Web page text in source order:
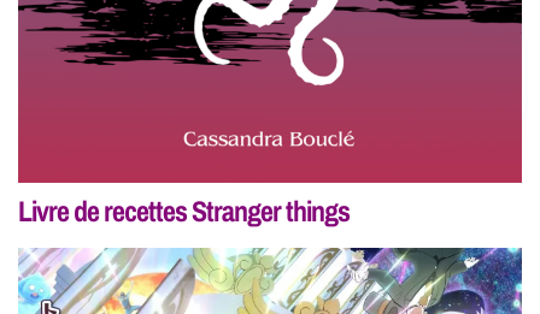
Livre de recettes Stranger things